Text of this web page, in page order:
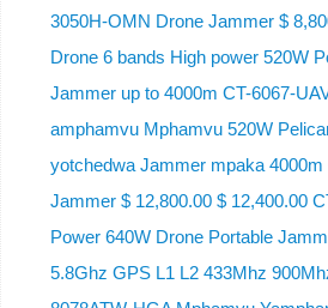
3050H-OMN Drone Jammer $
Drone 6 bands High power 520W
Jammer up to 4000m CT-6067-
amphamvu Mphamvu 520W
yotchedwa Jammer mpaka 4000m
Jammer $ 12,800.00 $ 12,400.00
Power 640W Drone Portable
5.8Ghz GPS L1 L2 433Mhz